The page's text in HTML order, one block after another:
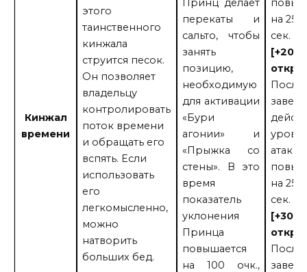
Кинжал
времени
этого
таинственного
кинжала
струится песок.
Он позволяет
владельцу
контролировать
поток времени
и обращать его
вспять. Если
использовать
его
легкомысленно,
можно
натворить
больших бед.
Принц делает
перекаты и
сальто, чтобы
занять
позицию,
необходимую
для активации
«Бури
агонии» и
«Прыжка со
стены». В это
время
показатель
уклонения
Принца
повышается
на 100 очк.,
на
сек.
[+20
После
атаки
на
сек.
[+30
После